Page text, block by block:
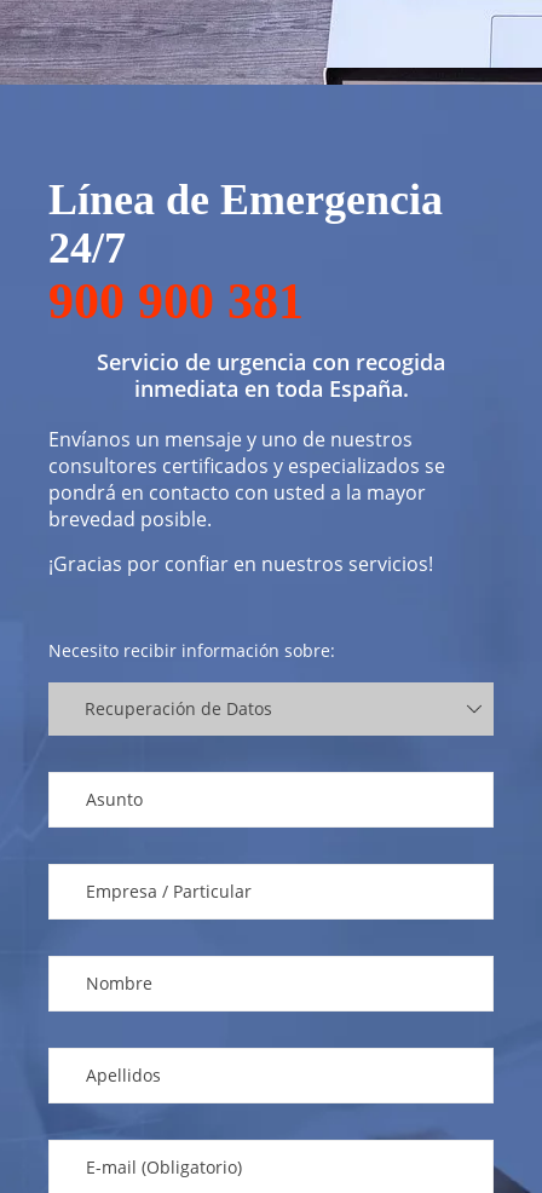
Línea de Emergencia
24/7
900 900 381
Servicio de urgencia con recogida
inmediata en toda España.
Envíanos un mensaje y uno de nuestros
consultores certificados y especializados se
pondrá en contacto con usted a la mayor
brevedad posible.
¡Gracias por confiar en nuestros servicios!
Necesito recibir información sobre: